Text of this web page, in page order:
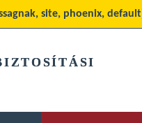
site, phoenix, default]